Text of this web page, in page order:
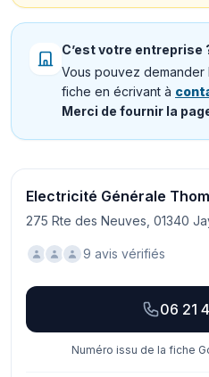
C’est votre entreprise
Vous pouvez
fiche en écrivant à
Merci de fournir la
Electricité Générale
275 Rte des Neuves, 01340
9 avis vérifiés
06 21
Numéro issu de la fiche